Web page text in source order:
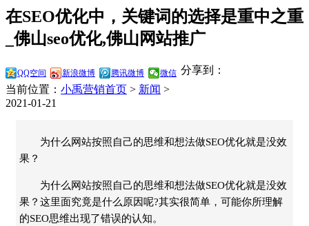
在SEO优化中，关键词的选择是重中之重
_佛山seo优化,佛山网站推广
分享到：
QQ空间 新浪微博 腾讯微博 微信
当前位置： 小禹营销首页 > 新闻 >
2021-01-21
为什么网站按照自己的思维和想法做SEO优化就是没效
果？
为什么网站按照自己的思维和想法做SEO优化就是没效
果？这里面究竟是什么原因呢?其实很简单，可能你所理解
的SEO思维出现了错误的认知。